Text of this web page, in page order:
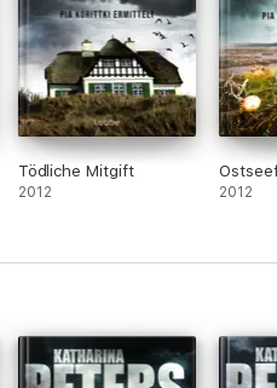
Tödliche Mitgift
2012 2012